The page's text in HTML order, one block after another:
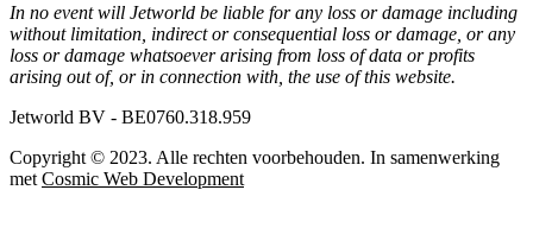
In no event will Jetworld be liable for any loss or damage including
without limitation, indirect or consequential loss or damage, or any
loss or damage whatsoever arising from loss of data or profits
arising out of, or in connection with, the use of this website.
Jetworld BV - BE0760.318.959
Copyright © 2023. Alle rechten voorbehouden. In samenwerking
met Cosmic Web Development